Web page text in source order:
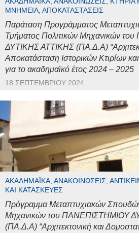
ΜΝΗΜΕΊΑ, ΑΠΟΚΑΤΑΣΤΆΣΕΙΣ
Παράταση Προγράμματος
Τμήματος Πολιτικών Μηχανικών
ΔΥΤΙΚΗΣ ΑΤΤΙΚΗΣ (ΠΑ.Δ.Α)
Αποκατάσταση Ιστορικών Κτιρίων
για το ακαδημαϊκό έτος 2024 – 2025
18 ΣΕΠΤΕΜΒΡΊΟΥ 2024
ΑΚΑΔΗΜΑΪΚΆ, ΑΝΑΚΟΙΝΏΣΕΙΣ,
ΚΑΙ ΚΑΤΑΣΚΕΥΈΣ
Πρόγραμμα Μεταπτυχιακών
Μηχανικών του ΠΑΝΕΠΙΣΤΗΜΙΟΥ
(ΠΑ.Δ.Α) “Αρχιτεκτονική και